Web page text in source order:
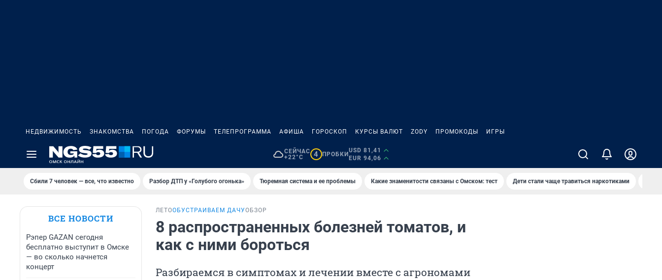
НЕДВИЖИМОСТЬ ЗНАКОМСТВА ПОГОДА ФОРУМЫ ТЕЛЕПРОГРАММА АФИША ГОРОСКОП КУРСЫ ВАЛЮТ ZODY ПРОМОКОДЫ ИГРЫ
СЕЙЧАС
+22°C
4 ПРОБКИ
USD 81,41
EUR 94,06
Сбили 7 человек — все, что известно Разбор ДТП у «Голубого огонька» Тюремная система и ее проблемы Какие знаменитости связаны с Омском: тест Дети стали чаще травиться наркотиками
ВСЕ НОВОСТИ
Рэпер GAZAN сегодня
бесплатно выступит в Омске
— во сколько начнется
концерт
ЛЕТООБУСТРАИВАЕМ ДАЧУОБЗОР
8 распространенных болезней томатов, и
как с ними бороться
Разбираемся в симптомах и лечении вместе с агрономами